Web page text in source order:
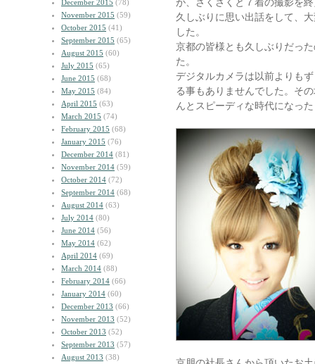
December 2015 (78)
November 2015 (59)
October 2015 (41)
September 2015 (65)
August 2015 (60)
July 2015 (65)
June 2015 (68)
May 2015 (84)
April 2015 (63)
March 2015 (74)
February 2015 (68)
January 2015 (76)
December 2014 (81)
November 2014 (59)
October 2014 (72)
September 2014 (68)
August 2014 (63)
July 2014 (80)
June 2014 (56)
May 2014 (62)
April 2014 (69)
March 2014 (88)
February 2014 (66)
January 2014 (60)
December 2013 (66)
November 2013 (52)
October 2013 (52)
September 2013 (57)
August 2013 (38)
久しぶりに思い出話をして、
した。
京都の皆様とも久しぶりだっ
た。
デジタルカメラは以前よりも
る事もありませんでした。そ
んとスピーディな時代になっ